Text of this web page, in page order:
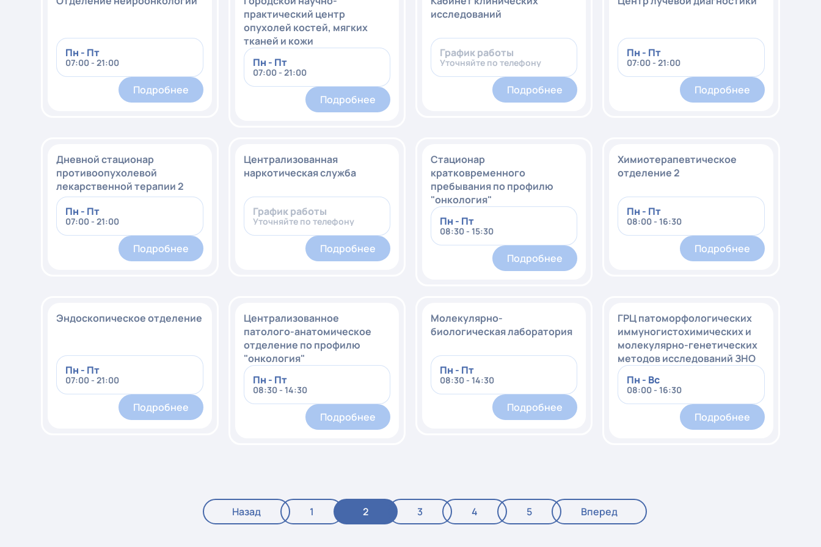
Пн - Пт
07:00 - 21:00
Подробнее
практический центр
опухолей костей, мягких
тканей и кожи
Пн - Пт
07:00 - 21:00
Подробнее
исследований
График работы
Уточняйте по телефону
Подробнее
Пн - Пт
07:00 - 21:00
Подробнее
Дневной стационар
противоопухолевой
лекарственной терапии 2
Пн - Пт
07:00 - 21:00
Подробнее
Централизованная
наркотическая служба
График работы
Уточняйте по телефону
Подробнее
Стационар
кратковременного
пребывания по профилю
"онкология"
Пн - Пт
08:30 - 15:30
Подробнее
Химиотерапевтическое
отделение 2
Пн - Пт
08:00 - 16:30
Подробнее
Эндоскопическое отделение
Пн - Пт
07:00 - 21:00
Подробнее
Централизованное
патолого-анатомическое
отделение по профилю
"онкология"
Пн - Пт
08:30 - 14:30
Подробнее
Молекулярно-
биологическая лаборатория
Пн - Пт
08:30 - 14:30
Подробнее
ГРЦ патоморфологических
иммуногистохимических и
молекулярно-генетических
методов исследований ЗНО
Пн - Вс
08:00 - 16:30
Подробнее
Назад 1 2 3 4 5 Вперед